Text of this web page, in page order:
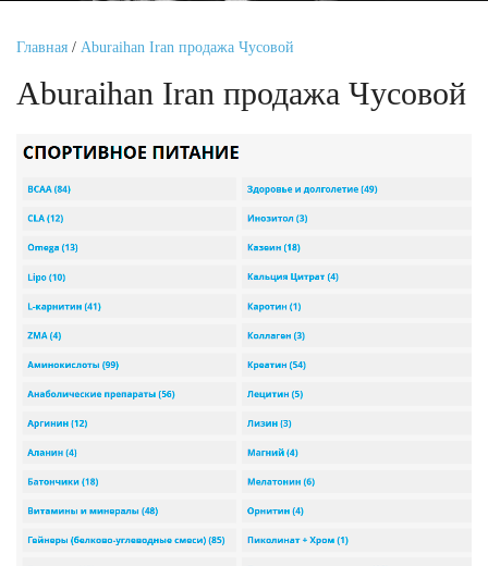
Главная / Aburaihan Iran продажа Чусовой
Aburaihan Iran продажа Чусовой